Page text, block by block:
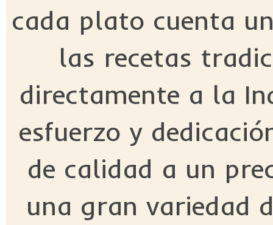
cada plato cuenta
las recetas
directamente a la
esfuerzo y
de calidad a un
una gran variedad